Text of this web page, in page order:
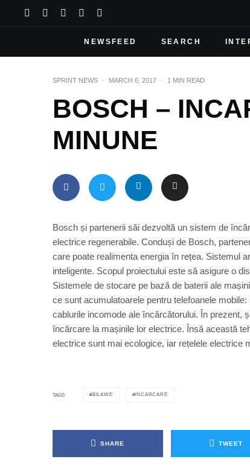
NEWSFEED SEARCH
SPRINT NEWS · MARCH 6, 2017 · 1 MIN READ
BOSCH –
MINUNE
Bosch și partenerii săi dezvoltă un sistem de
electrice regenerabile. Conduși de Bosch,
care poate realimenta energia în rețea. Sistemul
inteligente. Scopul proiectului este să asigure o
Sistemele de stocare pe bază de baterii ale
ce sunt acumulatoarele pentru telefoanele
cablurile incomode ale încărcătorului. În prezent,
încărcare la mașinile lor electrice. Însă această
electrice sunt mai ecologice, iar rețelele electrice
TAGS BILAWE INCARCARE
SHARE TWEET